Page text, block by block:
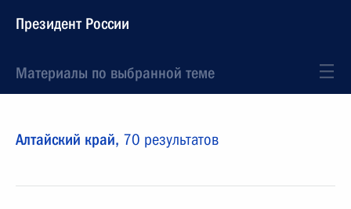
Президент России
Материалы по выбранной теме
Алтайский край, 70 результатов